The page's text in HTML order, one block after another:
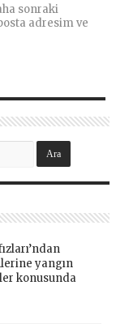
sonraki
adresim ve
yangın
konusunda